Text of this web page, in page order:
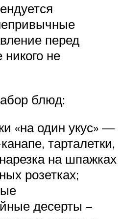
перед
не
блюд:
«на один укус» —
тарталетки,
на шпажках
розетках;
десерты –